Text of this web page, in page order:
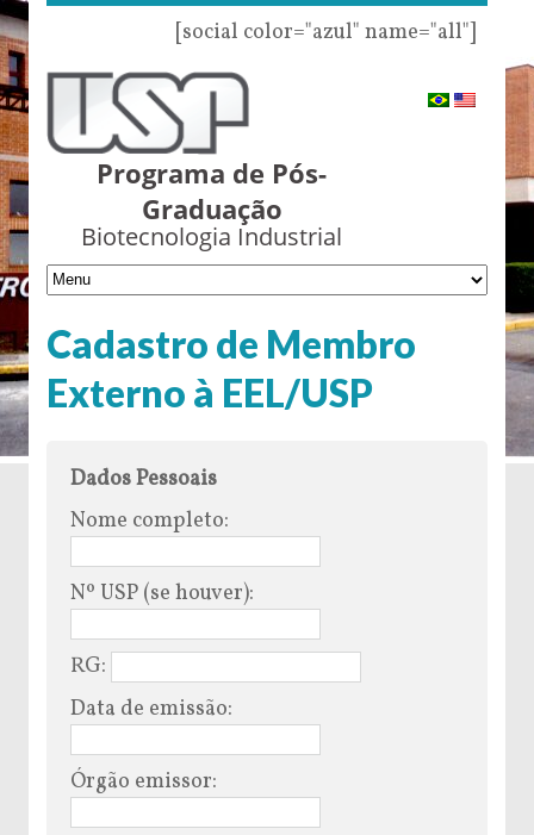
[social color="azul" name="all"]
Programa de Pós-
Graduação
Biotecnologia Industrial
Cadastro de Membro
Externo à EEL/USP
Dados Pessoais
Nome completo:
Nº USP (se houver):
RG:
Data de emissão:
Órgão emissor: